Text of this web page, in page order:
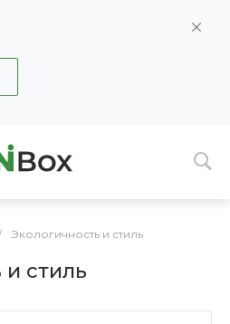
Экологичность и стиль
и стиль